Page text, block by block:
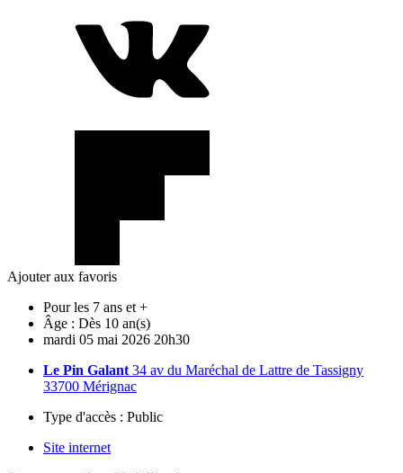
Ajouter aux favoris
Pour les 7 ans et +
Âge : Dès 10 an(s)
mardi 05 mai 2026 20h30
Le Pin Galant 34 av du Maréchal de Lattre de Tassigny
33700 Mérignac
Type d'accès : Public
Site internet